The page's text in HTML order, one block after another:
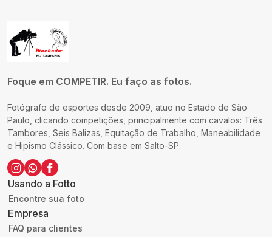
Foque em COMPETIR. Eu faço as fotos.
Fotógrafo de esportes desde 2009, atuo no Estado de São
Paulo, clicando competições, principalmente com cavalos: Três
Tambores, Seis Balizas, Equitação de Trabalho, Maneabilidade
e Hipismo Clássico. Com base em Salto-SP.
Usando a Fotto
Encontre sua foto
Empresa
FAQ para clientes